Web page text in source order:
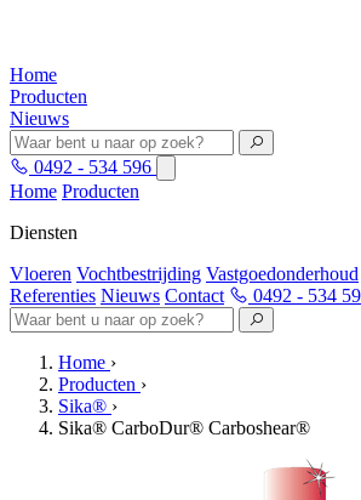
Home
Producten
Nieuws
0492 - 534 596
Home Producten
Diensten
Vloeren Vochtbestrijding Vastgoedonderhoud
Referenties Nieuws Contact 0492 - 534
Home ›
Producten ›
Sika® ›
Sika® CarboDur® Carboshear®